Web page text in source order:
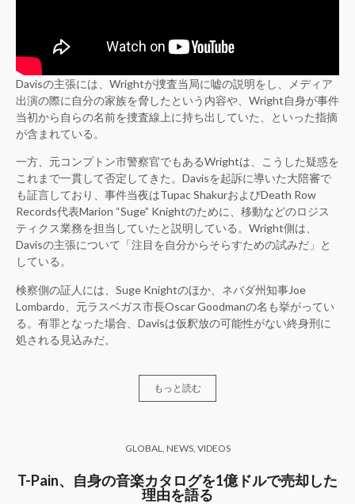
Davisの主張には、Wrightが捜査当局に嘘の説明をし、メディア
出演の際に自分の家族を脅したという内容や、Wright自身が事件
当初から自らの名前を捜査線上に持ち出していた、といった指摘
が含まれている。
一方、元コンプトン市警察官でもあるWrightは、こうした疑惑を
これまで一貫して否定してきた。Davisを起訴に導いた大陪審で
も証言しており、事件当夜はTupac ShakurおよびDeath Row
Records代表Marion “Suge” Knightのために、移動などのロジス
ティクス業務を担当していたと説明している。Wright側は、
Davisの主張について「注目を自分からそらすための試みだ」と
している。
検察側の証人には、Suge Knightのほか、ネバダ州知事Joe
Lombardo、元ラスベガス市長Oscar Goodmanの名も挙がってい
る。有罪となった場合、Davisは仮釈放の可能性がない終身刑に
処される見込みだ。
もっと読む
GLOBAL NEWS, VIDEOS
T-Pain、自身の音楽カタログを1億ドルで売却した
理由を語る